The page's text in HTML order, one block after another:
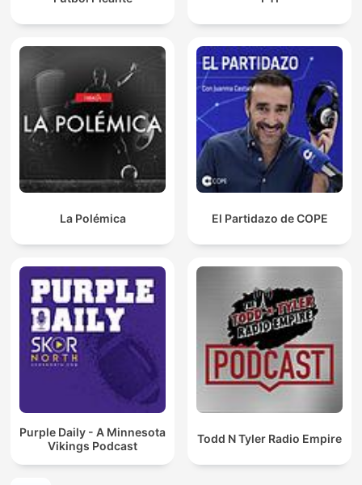
La Polémica El Partidazo de COPE
Purple Daily - A Minnesota
Vikings Podcast
Todd N Tyler Radio Empire